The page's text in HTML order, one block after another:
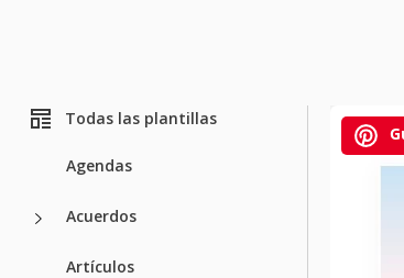
Todas las plantillas
Agendas
Acuerdos
Artículos